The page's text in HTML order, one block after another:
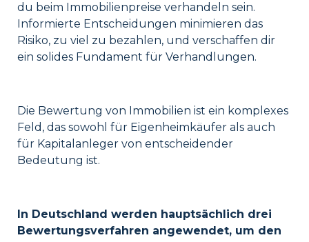
du beim Immobilienpreise verhandeln sein.
Informierte Entscheidungen minimieren das
Risiko, zu viel zu bezahlen, und verschaffen dir
ein solides Fundament für Verhandlungen.
Die Bewertung von Immobilien ist ein komplexes
Feld, das sowohl für Eigenheimkäufer als auch
für Kapitalanleger von entscheidender
Bedeutung ist.
In Deutschland werden hauptsächlich drei
Bewertungsverfahren angewendet, um den